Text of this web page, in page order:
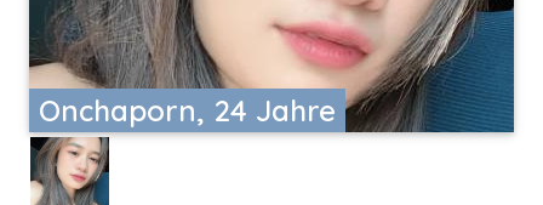
Onchaporn, 24 Jahre